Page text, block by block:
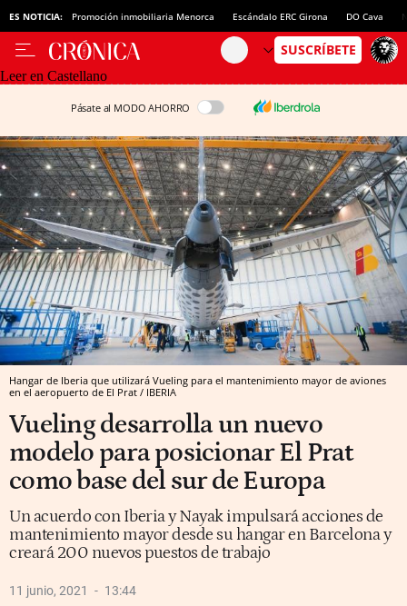
ES NOTICIA: Promoción inmobiliaria Menorca Escándalo ERC Girona DO Cava
Leer en Castellano
Pásate al MODO AHORRO
Hangar de Iberia que utilizará Vueling para el mantenimiento mayor de aviones
en el aeropuerto de El Prat / IBERIA
Vueling desarrolla un nuevo
modelo para posicionar El Prat
como base del sur de Europa
Un acuerdo con Iberia y Nayak impulsará acciones de
mantenimiento mayor desde su hangar en Barcelona y
creará 200 nuevos puestos de trabajo
11 junio, 2021 13:44